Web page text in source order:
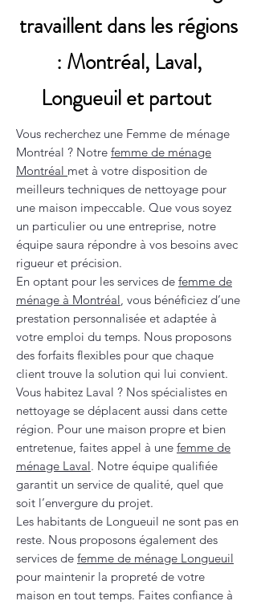
travaillent dans les régions
: Montréal, Laval,
Longueuil et partout
Vous recherchez une Femme de ménage
Montréal ? Notre femme de ménage
Montréal met à votre disposition de
meilleurs techniques de nettoyage pour
une maison impeccable. Que vous soyez
un particulier ou une entreprise, notre
équipe saura répondre à vos besoins avec
rigueur et précision.
En optant pour les services de femme de
ménage à Montréal, vous bénéficiez d’une
prestation personnalisée et adaptée à
votre emploi du temps. Nous proposons
des forfaits flexibles pour que chaque
client trouve la solution qui lui convient.
Vous habitez Laval ? Nos spécialistes en
nettoyage se déplacent aussi dans cette
région. Pour une maison propre et bien
entretenue, faites appel à une femme de
ménage Laval. Notre équipe qualifiée
garantit un service de qualité, quel que
soit l’envergure du projet.
Les habitants de Longueuil ne sont pas en
reste. Nous proposons également des
services de femme de ménage Longueuil
pour maintenir la propreté de votre
maison en tout temps. Faites confiance à